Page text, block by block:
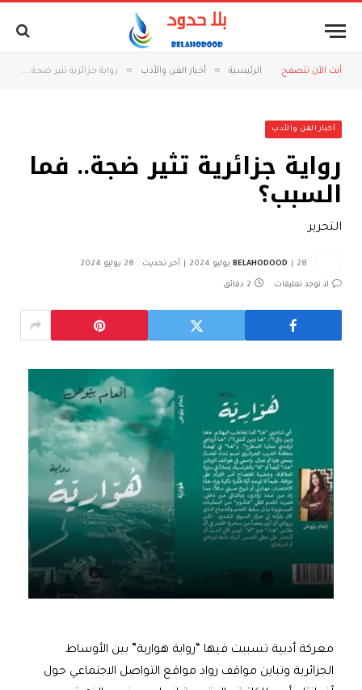
أنت الآن تتصفح: الرئيسية » أخبار الفن والأدب » رواية جزائرية تثير ضجة.. فما السبب؟
أخبار الفن والأدب
رواية جزائرية تثير ضجة.. فما
السبب؟
التحرير
BELAHODOOD 28 يوليو 2024 آخر تحديث: 28 يوليو 2024
لا توجد تعليقات 2 دقائق
معركة أدبية تسببت فيها “رواية هوارية” بين الأوساط
الجزائرية وتباين مواقف رواد مواقع التواصل الاجتماعي حول